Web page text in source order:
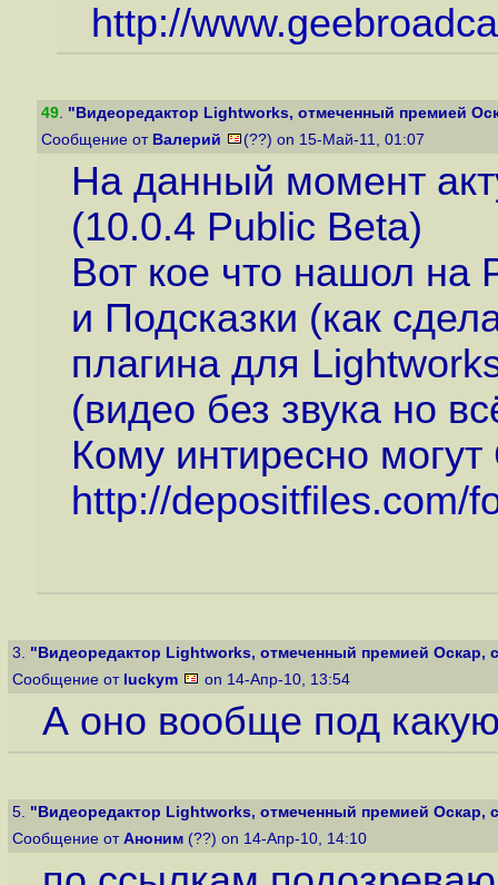
http://
49. "Видеоредактор Lightworks, отмеченный премией
Сообщение от Валерий (??) on 15-Май-11, 01:07
На данный момент
(10.0.4 Public Beta)
Вот кое что нашол на
и Подсказки (как
плагина для
(видео без звука но
Кому интиресно могут
http://depositfiles.com/
3. "Видеоредактор Lightworks, отмеченный премией Оскар,
Сообщение от luckym on 14-Апр-10, 13:54
А оно вообще под
5. "Видеоредактор Lightworks, отмеченный премией Оскар,
Сообщение от Аноним (??) on 14-Апр-10, 14:10